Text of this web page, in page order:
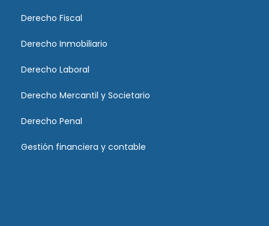
Derecho Fiscal
Derecho Inmobiliario
Derecho Laboral
Derecho Mercantil y Societario
Derecho Penal
Gestión financiera y contable